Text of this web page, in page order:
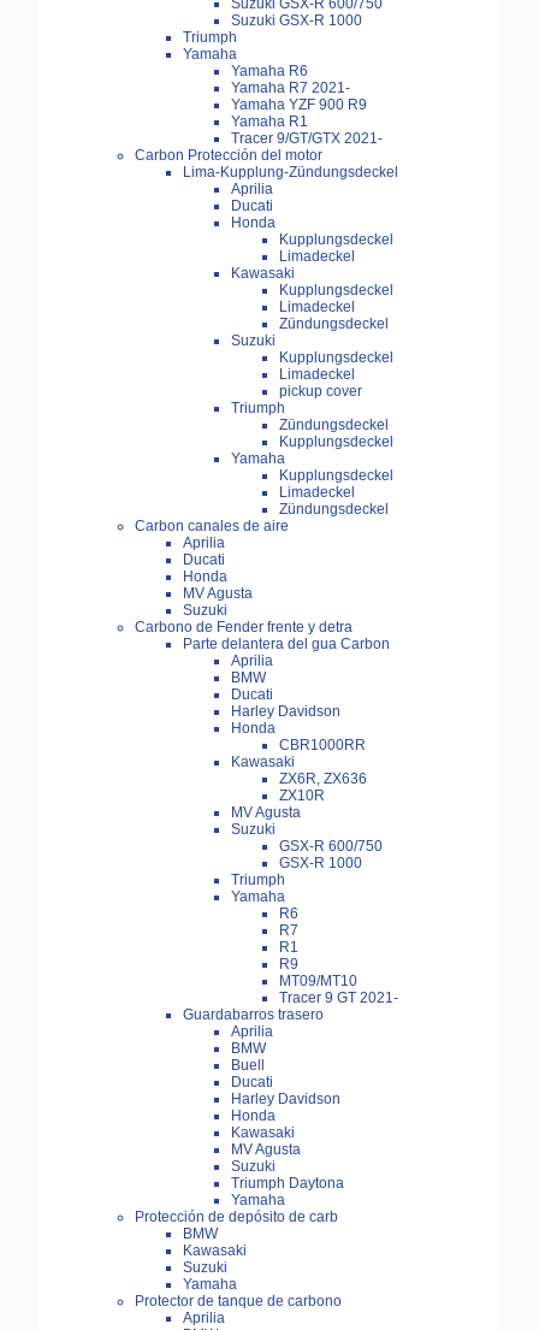
Suzuki GSX-R 600/750
Suzuki GSX-R 1000
Triumph
Yamaha
Yamaha R6
Yamaha R7 2021-
Yamaha YZF 900 R9
Yamaha R1
Tracer 9/GT/GTX 2021-
Carbon Protección del motor
Lima-Kupplung-Zündungsdeckel
Aprilia
Ducati
Honda
Kupplungsdeckel
Limadeckel
Kawasaki
Kupplungsdeckel
Limadeckel
Zündungsdeckel
Suzuki
Kupplungsdeckel
Limadeckel
pickup cover
Triumph
Zündungsdeckel
Kupplungsdeckel
Yamaha
Kupplungsdeckel
Limadeckel
Zündungsdeckel
Carbon canales de aire
Aprilia
Ducati
Honda
MV Agusta
Suzuki
Carbono de Fender frente y detra
Parte delantera del gua Carbon
Aprilia
BMW
Ducati
Harley Davidson
Honda
CBR1000RR
Kawasaki
ZX6R, ZX636
ZX10R
MV Agusta
Suzuki
GSX-R 600/750
GSX-R 1000
Triumph
Yamaha
R6
R7
R1
R9
MT09/MT10
Tracer 9 GT 2021-
Guardabarros trasero
Aprilia
BMW
Buell
Ducati
Harley Davidson
Honda
Kawasaki
MV Agusta
Suzuki
Triumph Daytona
Yamaha
Protección de depósito de carb
BMW
Kawasaki
Suzuki
Yamaha
Protector de tanque de carbono
Aprilia